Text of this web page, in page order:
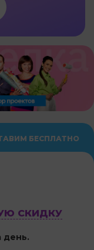
БЕСПЛАТНО
СКИДКУ
день.